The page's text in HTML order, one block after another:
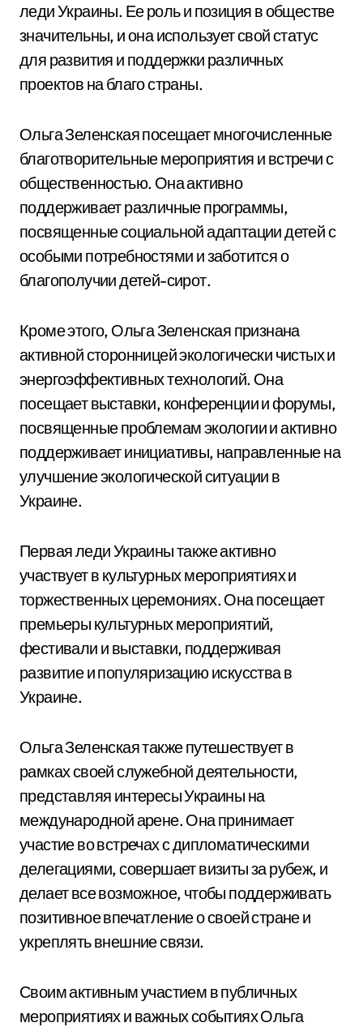
леди Украины. Ее роль и позиция в обществе
значительны, и она использует свой статус
для развития и поддержки различных
проектов на благо страны.
Ольга Зеленская посещает многочисленные
благотворительные мероприятия и встречи с
общественностью. Она активно
поддерживает различные программы,
посвященные социальной адаптации детей с
особыми потребностями и заботится о
благополучии детей-сирот.
Кроме этого, Ольга Зеленская признана
активной сторонницей экологически чистых и
энергоэффективных технологий. Она
посещает выставки, конференции и форумы,
посвященные проблемам экологии и активно
поддерживает инициативы, направленные на
улучшение экологической ситуации в
Украине.
Первая леди Украины также активно
участвует в культурных мероприятиях и
торжественных церемониях. Она посещает
премьеры культурных мероприятий,
фестивали и выставки, поддерживая
развитие и популяризацию искусства в
Украине.
Ольга Зеленская также путешествует в
рамках своей служебной деятельности,
представляя интересы Украины на
международной арене. Она принимает
участие во встречах с дипломатическими
делегациями, совершает визиты за рубеж, и
делает все возможное, чтобы поддерживать
позитивное впечатление о своей стране и
укреплять внешние связи.
Своим активным участием в публичных
мероприятиях и важных событиях Ольга